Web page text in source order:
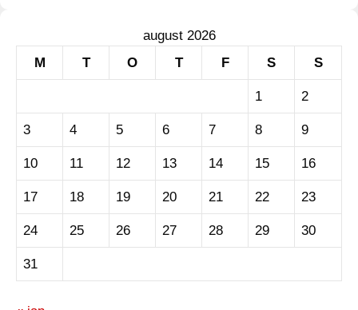
august 2026
M
T O T F S S
1 2
3 4 5 6 7 8 9
10 11 12 13 14 15 16
17 18 19 20 21 22 23
24 25 26 27 28 29 30
31